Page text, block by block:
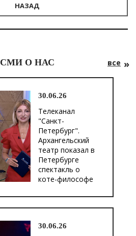
НАЗАД
СМИ О НАС все
30.06.26
Телеканал
"Санкт-
Петербург".
Архангельский
театр показал в
Петербурге
спектакль о
коте-философе
30.06.26